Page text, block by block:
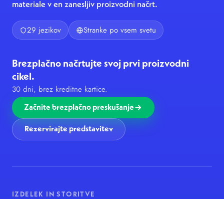
materiale v en zanesljiv proizvodni načrt.
29 jezikov Stranke po vsem svetu
Brezplačno načrtujte svoj prvi proizvodni
cikel.
30 dni, brez kreditne kartice.
Začnite brezplačno preskušanje
Rezervirajte predstavitev
IZDELEK IN STORITVE